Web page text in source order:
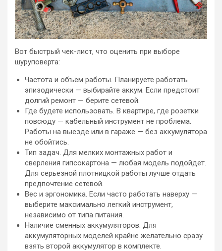
Вот быстрый чек-лист, что оценить при выборе
шуруповерта:
Частота и объём работы. Планируете работать
эпизодически — выбирайте аккум. Если предстоит
долгий ремонт — берите сетевой.
Где будете использовать. В квартире, где розетки
повсюду — кабельный инструмент не проблема.
Работы на выезде или в гараже — без аккумулятора
не обойтись.
Тип задач. Для мелких монтажных работ и
сверления гипсокартона — любая модель подойдет.
Для серьезной плотницкой работы лучше отдать
предпочтение сетевой.
Вес и эргономика. Если часто работать наверху —
выберите максимально легкий инструмент,
независимо от типа питания.
Наличие сменных аккумуляторов. Для
аккумуляторных моделей крайне желательно сразу
взять второй аккумулятор в комплекте.